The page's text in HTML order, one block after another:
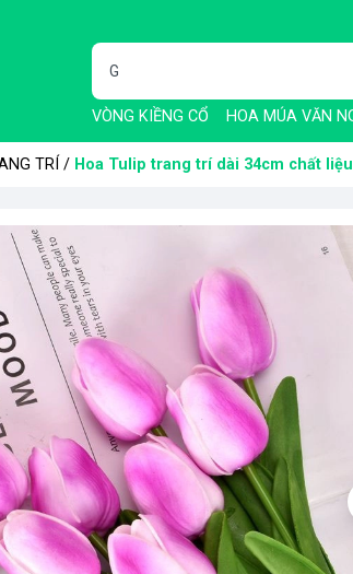
VÒNG KIỀNG CỔ HOA MÚA VĂN
TRÍ / Hoa Tulip trang trí dài 34cm chất